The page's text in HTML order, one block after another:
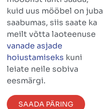
kuid uus mööbel on juba
saabumas, siis saate ka
meilt võtta laoteenuse
vanade asjade
hoiustamiseks kuni
leiate neile sobiva
eesmärgi.
SAADA PÄRING